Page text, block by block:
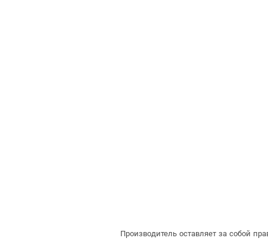
Производитель оставляет за собой